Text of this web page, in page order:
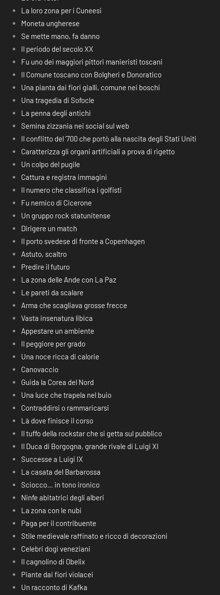
La loro zona per i Cuneesi
Moneta ungherese
Se mette mano, fa danno
Il periodo del secolo XX
Fu uno dei maggiori pittori manieristi toscani
Il Comune toscano con Bolgheri e Donoratico
Una pianta dai fiori gialli, comune nei boschi
Una tragedia di Sofocle
La penna degli antichi
Semina zizzania nei social sul web
Il conflitto del ‘700 che portò alla nascita degli Stati Uniti
Caratterizza gli organi artificiali a prova di rigetto
Un colpo del pugile
Cattura e registra immagini
Il numero che classifica i golfisti
Fu nemico di Cicerone
Un gruppo rock statunitense
Dirigere un match
Il porto svedese di fronte a Copenhagen
Astuto, scaltro
Predire il futuro
La zona delle Ande con La Paz
Le pareti da scalare
Arma che scagliava grosse frecce
Vasta insenatura libica
Appestare un ambiente
Il peggiore per grado
Una noce ricca di calorie
Canovaccio
Guida la Corea del Nord
Una luce che trapela nel buio
Contraddirsi o rammaricarsi
Là dove finisce il corso
Il tuffo della rockstar che si getta sul pubblico
Il Duca di Borgogna, grande rivale di Luigi XI
Successe a Luigi IX
La casata del Barbarossa
Sciocco… in tono ironico
Ninfe abitatrici degli alberi
La zona con le nubi
Paga per il contribuente
Stile medievale raffinato e ricco di decorazioni
Celebri dogi veneziani
Il cagnolino di Obelix
Piante dai fiori violacei
Un racconto di Kafka